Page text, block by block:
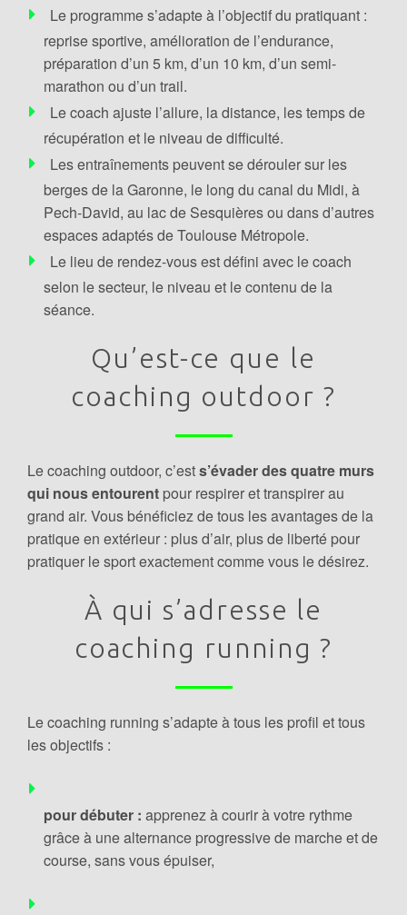
Le programme s’adapte à l’objectif du pratiquant :
reprise sportive, amélioration de l’endurance,
préparation d’un 5 km, d’un 10 km, d’un semi-
marathon ou d’un trail.
Le coach ajuste l’allure, la distance, les temps de
récupération et le niveau de difficulté.
Les entraînements peuvent se dérouler sur les
berges de la Garonne, le long du canal du Midi, à
Pech-David, au lac de Sesquières ou dans d’autres
espaces adaptés de Toulouse Métropole.
Le lieu de rendez-vous est défini avec le coach
selon le secteur, le niveau et le contenu de la
séance.
Qu’est-ce que le
coaching outdoor ?
Le coaching outdoor, c’ests’évader des quatre murs
qui nous entourent pour respirer et transpirer au
grand air. Vous bénéficiez de tous les avantages de la
pratique en extérieur : plus d’air, plus de liberté pour
pratiquer le sport exactement comme vous le désirez.
À qui s’adresse le
coaching running ?
Le coaching running s’adapte à tous les profil et tous
les objectifs :
pour débuter : apprenez à courir à votre rythme
grâce à une alternance progressive de marche et de
course, sans vous épuiser,